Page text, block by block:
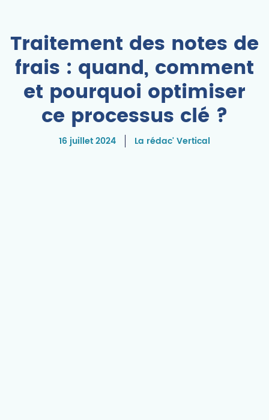
Traitement des notes de
frais : quand, comment
et pourquoi optimiser
ce processus clé ?
16 juillet 2024 La rédac' Vertical